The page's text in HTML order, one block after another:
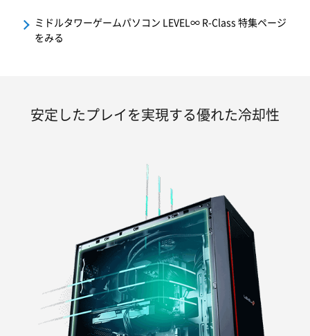
ミドルタワーゲームパソコン LEVEL∞ R-Class 特集ページ
をみる
安定したプレイを実現する優れた冷却性